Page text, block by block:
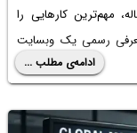
مهم‌ترین کارهایی را
رسمی یک وبسایت
ادامه‌ی مطلب ...